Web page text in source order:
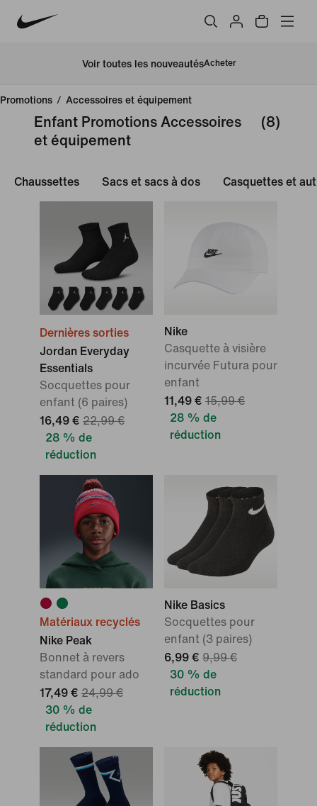
Voir toutes les nouveautésAcheter
Promotions / Accessoires et équipement
Enfant Promotions Accessoires
et équipement
(8)
Chaussettes Sacs et sacs à dos Casquettes et
Dernières sorties
Jordan Everyday
Essentials
Socquettes pour
enfant (6 paires)
16,49 € 22,99 €
28 % de
réduction
Nike
Casquette à visière
incurvée Futura pour
enfant
11,49 € 15,99 €
28 % de
réduction
Matériaux recyclés
Nike Peak
Bonnet à revers
standard pour ado
17,49 € 24,99 €
30 % de
réduction
Nike Basics
Socquettes pour
enfant (3 paires)
6,99 € 9,99 €
30 % de
réduction